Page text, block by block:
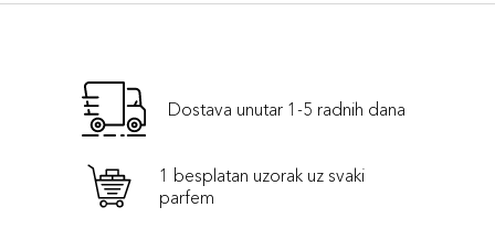
Dostava unutar 1-5 radnih dana
1 besplatan uzorak uz svaki
parfem